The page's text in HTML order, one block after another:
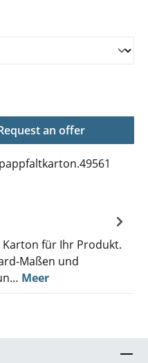
Voer de gewenste
an offer
für Ihr Produkt.
Maßen und
Meer